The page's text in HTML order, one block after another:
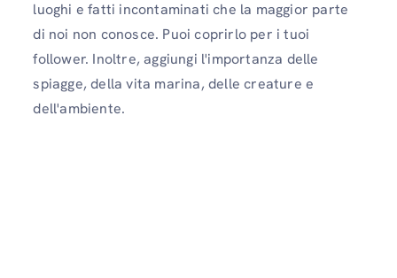
luoghi e fatti incontaminati che la maggior parte
di noi non conosce. Puoi coprirlo per i tuoi
follower. Inoltre, aggiungi l'importanza delle
spiagge, della vita marina, delle creature e
dell'ambiente.